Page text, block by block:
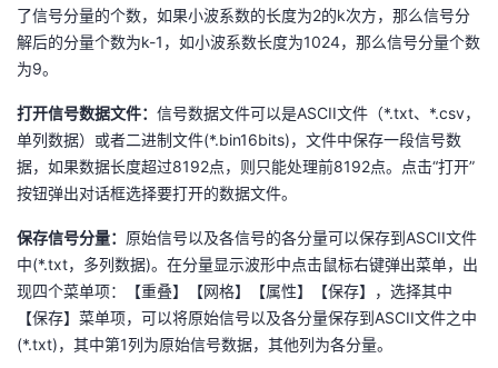
动
关
注
的
发
者
学
堂
我
我
Programs
我
的
支
持
我
的
我
了信号分量的个数，如果小波系数的长度为2的k次方，那么信号分
解后的分量个数为k-1，如小波系数长度为1024，那么信号分量个数
为9。
打开信号数据文件： 信号数据文件可以是ASCII文件（*.txt、*.csv，
单列数据）或者二进制文件(*.bin16bits)，文件中保存一段信号数
据，如果数据长度超过8192点，则只能处理前8192点。点击“打开”
按钮弹出对话框选择要打开的数据文件。
保存信号分量： 原始信号以及各信号的各分量可以保存到ASCII文件
中(*.txt，多列数据)。在分量显示波形中点击鼠标右键弹出菜单，出
现四个菜单项：【重叠】【网格】【属性】【保存】，选择其中
【保存】菜单项，可以将原始信号以及各分量保存到ASCII文件之中
(*.txt)，其中第1列为原始信号数据，其他列为各分量。